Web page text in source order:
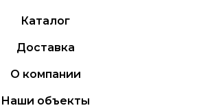
Каталог
Доставка
О компании
Наши объекты